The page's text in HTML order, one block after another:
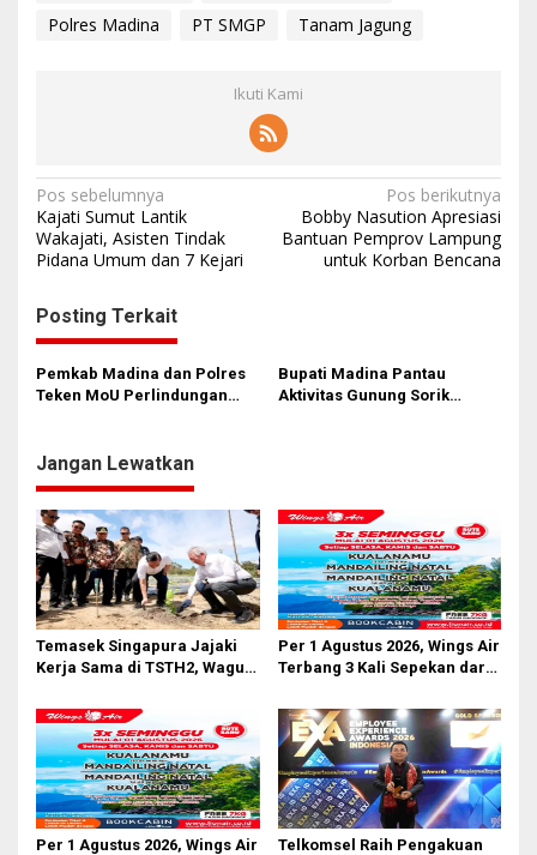
Polres Madina
PT SMGP Tanam Jagung
Ikuti Kami
N
a
v
i
g
a
s
p
o
s
Pos sebelumnya
Kajati Sumut Lantik
Wakajati, Asisten Tindak
Pidana Umum dan 7 Kejari
Pos berikutnya
Bobby Nasution Apresiasi
Bantuan Pemprov Lampung
untuk Korban Bencana
Posting Terkait
Pemkab Madina dan Polres
Teken MoU Perlindungan
Bupati Madina Pantau
Aktivitas Gunung Sorik
Jangan Lewatkan
Temasek Singapura Jajaki
Kerja Sama di TSTH2, Wagub
Kembangkan Pusat
Bioekonomi Tropis
Per 1 Agustus 2026, Wings Air
Terbang 3 Kali Sepekan dari
Per 1 Agustus 2026, Wings Air
Telkomsel Raih Pengakuan